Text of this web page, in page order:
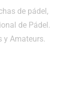
de pádel,
de Pádel.
y Amateurs.